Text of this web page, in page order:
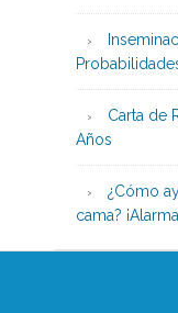
Carta de
Años
¿Cómo
cama?